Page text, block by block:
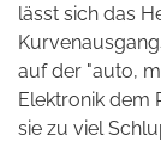
lässt sich das
auf der "auto,
Elektronik dem
sie zu viel